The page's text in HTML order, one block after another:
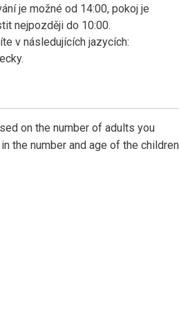
je možné od 14:00, pokoj je
nejpozději do 10:00.
v následujících jazycích:
on the number of adults you
the number and age of the children